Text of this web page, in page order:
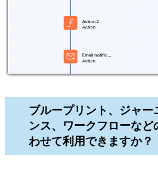
ブループリント、ジャー
ンス、ワークフローなど
わせて利用できますか？